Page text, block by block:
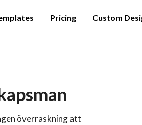
Pricing Custom
överraskning att